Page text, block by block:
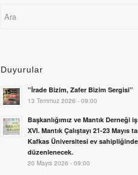
Duyurular
”İrade Bizim, Zafer Bizim Sergisi”
13 Temmuz 2026 - 09:00
Başkanlığımız ve Mantık Derneği
XVI. Mantık Çalıştayı 21-23 Mayıs
Kafkas Üniversitesi ev sahipliğinde
düzenlenecek.
20 Mayıs 2026 - 09:00